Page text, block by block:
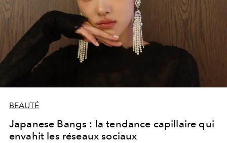
BEAUTÉ
Japanese Bangs : la tendance capillaire qui
envahit les réseaux sociaux